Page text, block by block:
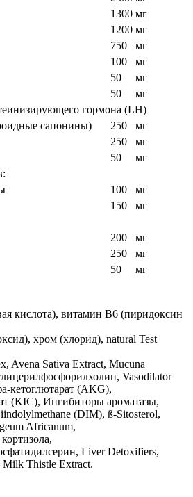
1300 мг
1200 мг
750
мг
100
мг
50
мг
50
мг
гормона (LH)
сапонины)
250
мг
250
мг
50
мг
100
мг
150
мг
200
мг
250
мг
50 мг
кислота), витамин В6 (пиридоксин
хром (хлорид), natural Test
Avena Sativa Extract, Mucuna
Vasodilator
кетоглютарат (AKG),
(KIC), Ингибиторы ароматазы,
(DIM), ß-Sitosterol,
Africanum,
Liver Detoxifiers,
Thistle Extract.